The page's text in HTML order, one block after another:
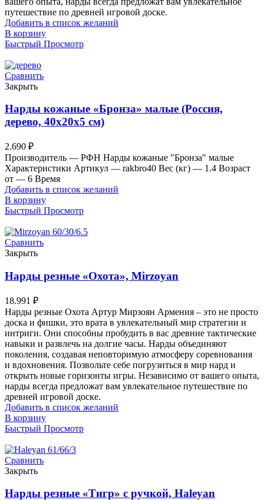
путешествие по древней игровой доске.
Добавить в список желаний
В корзину
Быстрый Просмотр
Сравнить
Закрыть
Нарды кожаные «Бронза» малые (Россия,
дерево, 40х20х5 см)
2.690 ₽
Производитель — РФН Нарды кожаные "Бронза" малые
Характеристики Артикул — rakbro40 Вес (кг) — 1.4 Возраст
от — 6 Время
Добавить в список желаний
В корзину
Быстрый Просмотр
Сравнить
Закрыть
Нарды резные «Охота», Mirzoyan
18.991 ₽
Нарды резные Охота Артур Мирзоян Армения – это не просто
доска и фишки, это врата в увлекательный мир стратегии и
интриги. Они способны пробудить в вас древние тактические
навыки и развлечь на долгие часы. Нарды объединяют
поколения, создавая неповторимую атмосферу соревнования
и вдохновения. Позвольте себе погрузиться в мир нард и
открыть новые горизонты игры. Независимо от вашего опыта,
нарды всегда предложат вам увлекательное путешествие по
древней игровой доске.
Добавить в список желаний
В корзину
Быстрый Просмотр
Сравнить
Закрыть
Нарды резные «Тигр» с ручкой, Haleyan